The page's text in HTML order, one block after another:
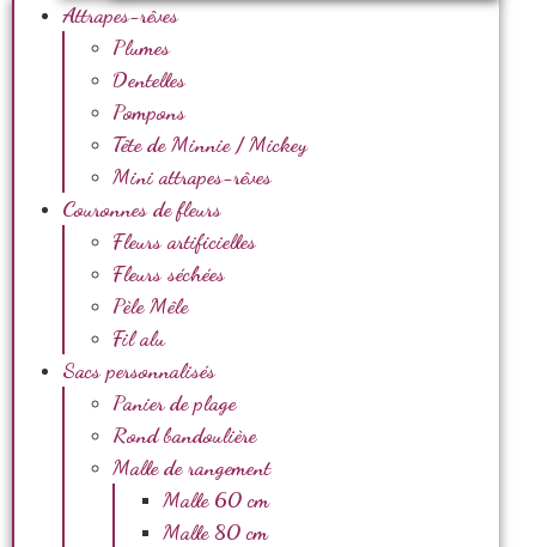
Attrapes-rêves
Plumes
Dentelles
Pompons
Tête de Minnie / Mickey
Mini attrapes-rêves
Couronnes de fleurs
Fleurs artificielles
Fleurs séchées
Pèle Mêle
Fil alu
Sacs personnalisés
Panier de plage
Rond bandoulière
Malle de rangement
Malle 60 cm
Malle 80 cm